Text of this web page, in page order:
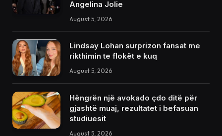
Angelina Jolie
August 5, 2026
Lindsay Lohan surprizon fansat me
rikthimin te flokët e kuq
August 5, 2026
Hëngrën një avokado çdo ditë për
gjashtë muaj, rezultatet i befasuan
studiuesit
August 5, 2026